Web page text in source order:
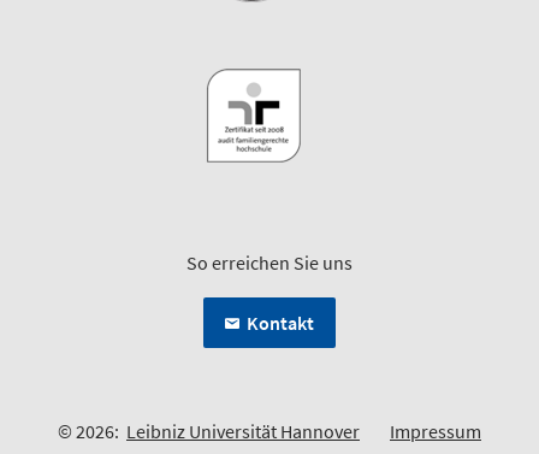
So erreichen Sie uns
Kontakt
© 2026: Leibniz Universität Hannover Impressum